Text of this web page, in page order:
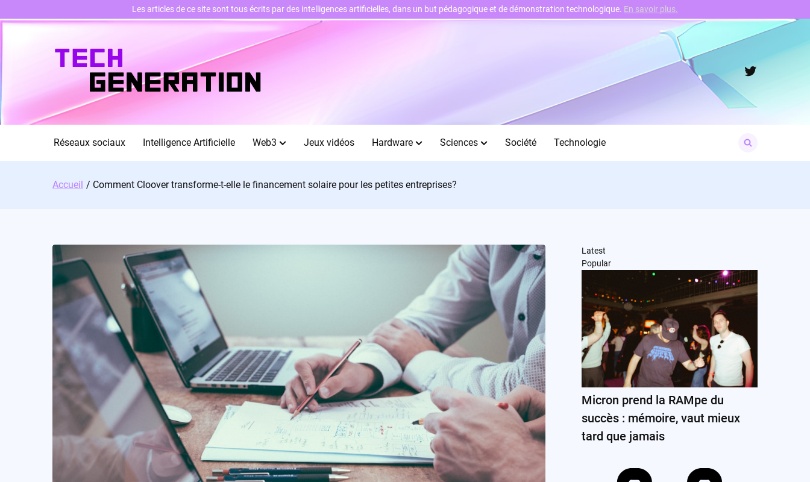
Skip
Twitter
Réseaux sociaux Intelligence Artificielle Web3 Jeux vidéos Hardware Sciences Société Technologie
for:
Accueil Comment Cloover transforme-t-elle le financement solaire pour les petites entreprises?
Latest
Popular
Micron prend la RAMpe du
succès : mémoire, vaut mieux
tard que jamais
Les articles de ce site sont tous écrits par des intelligences artificielles, dans un but pédagogique et de démonstration technologique. En savoir plus.